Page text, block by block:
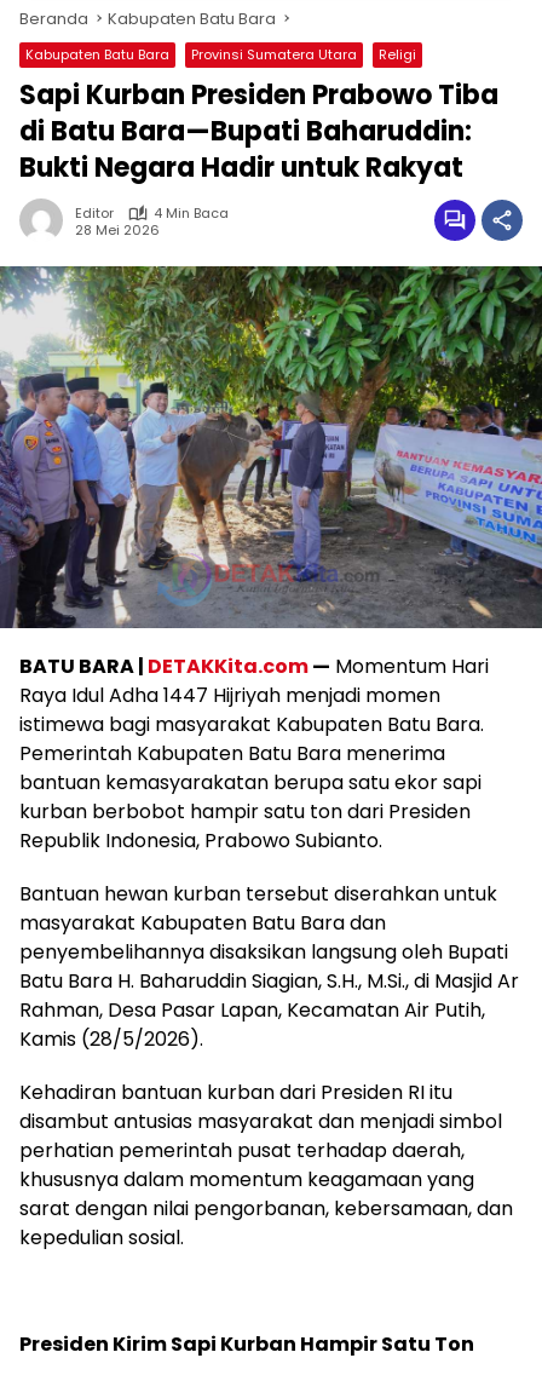
Beranda Kabupaten Batu Bara
Kabupaten Batu Bara Provinsi Sumatera Utara Religi
Sapi Kurban Presiden Prabowo Tiba
di Batu Bara—Bupati Baharuddin:
Bukti Negara Hadir untuk Rakyat
Editor
4 Min Baca
28 Mei 2026
BATU BARA | DETAKKita.com— Momentum Hari
Raya Idul Adha 1447 Hijriyah menjadi momen
istimewa bagi masyarakat Kabupaten Batu Bara.
Pemerintah Kabupaten Batu Bara menerima
bantuan kemasyarakatan berupa satu ekor sapi
kurban berbobot hampir satu ton dari Presiden
Republik Indonesia, Prabowo Subianto.
Bantuan hewan kurban tersebut diserahkan untuk
masyarakat Kabupaten Batu Bara dan
penyembelihannya disaksikan langsung oleh Bupati
Batu Bara H. Baharuddin Siagian, S.H., M.Si., di Masjid Ar
Rahman, Desa Pasar Lapan, Kecamatan Air Putih,
Kamis (28/5/2026).
Kehadiran bantuan kurban dari Presiden RI itu
disambut antusias masyarakat dan menjadi simbol
perhatian pemerintah pusat terhadap daerah,
khususnya dalam momentum keagamaan yang
sarat dengan nilai pengorbanan, kebersamaan, dan
kepedulian sosial.
Presiden Kirim Sapi Kurban Hampir Satu Ton